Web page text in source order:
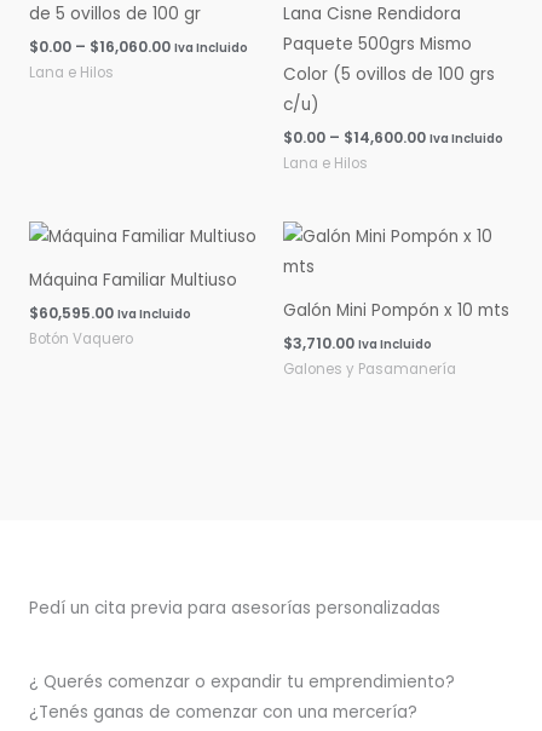
de 5 ovillos de 100 gr
$0.00 – $16,060.00 Iva Incluido
Lana e Hilos
Lana Cisne Rendidora
Paquete 500grs Mismo
Color (5 ovillos de 100 grs
c/u)
$0.00 – $14,600.00 Iva Incluido
Lana e Hilos
Máquina Familiar Multiuso
$60,595.00 Iva Incluido
Botón Vaquero
Galón Mini Pompón x 10 mts
$3,710.00 Iva Incluido
Galones y Pasamanería
Pedí un cita previa para asesorías personalizadas
¿ Querés comenzar o expandir tu emprendimiento?
¿Tenés ganas de comenzar con una mercería?